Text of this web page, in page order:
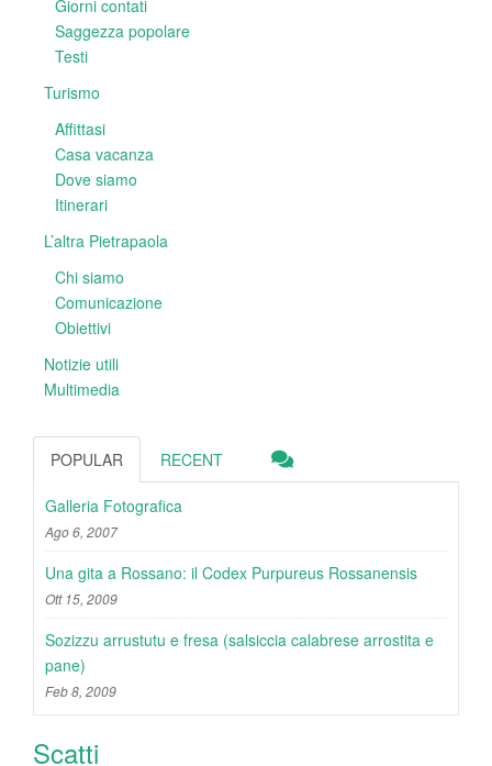
Giorni contati
Saggezza popolare
Testi
Turismo
Affittasi
Casa vacanza
Dove siamo
Itinerari
L’altra Pietrapaola
Chi siamo
Comunicazione
Obiettivi
Notizie utili
Multimedia
POPULAR RECENT
Galleria Fotografica
Ago 6, 2007
Una gita a Rossano: il Codex Purpureus Rossanensis
Ott 15, 2009
Sozizzu arrustutu e fresa (salsiccia calabrese arrostita e
pane)
Feb 8, 2009
Scatti